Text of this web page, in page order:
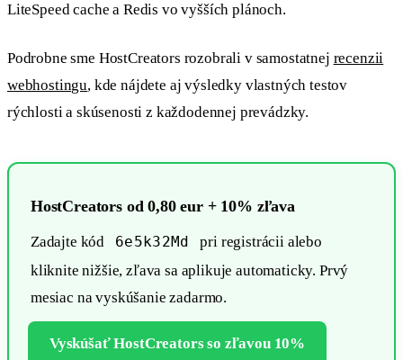
LiteSpeed cache a Redis vo vyšších plánoch.
Podrobne sme HostCreators rozobrali v samostatnej recenzii
webhostingu, kde nájdete aj výsledky vlastných testov
rýchlosti a skúsenosti z každodennej prevádzky.
HostCreators od 0,80 eur + 10% zľava
Zadajte kód 6e5k32Md
pri registrácii alebo
kliknite nižšie, zľava sa aplikuje automaticky. Prvý
mesiac na vyskúšanie zadarmo.
Vyskúšať HostCreators so zľavou 10%